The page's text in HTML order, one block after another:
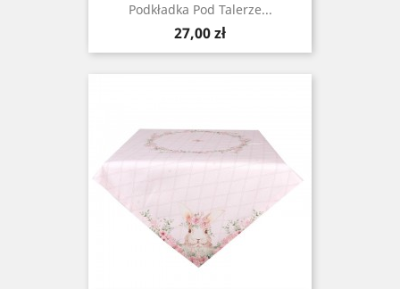
Podkładka Pod Talerze...
Cena
27,00 zł